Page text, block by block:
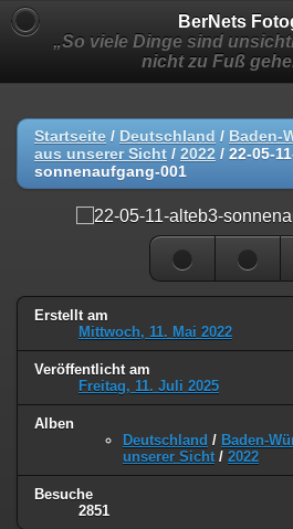
BerNets
„So viele Dinge sind
nicht zu Fuß
Startseite / Deutschland / Baden-
aus unserer Sicht / 2022 / 22-05-
sonnenaufgang-001
Erstellt am
Mittwoch, 11. Mai 2022
Veröffentlicht am
Freitag, 11. Juli 2025
Alben
Deutschland / Baden-
unserer Sicht / 2022
Besuche
2851